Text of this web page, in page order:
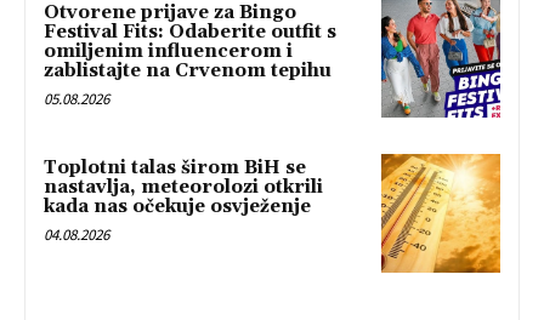
Otvorene prijave za Bingo
Festival Fits: Odaberite outfit s
omiljenim influencerom i
zablistajte na Crvenom tepihu
05.08.2026
Toplotni talas širom BiH se
nastavlja, meteorolozi otkrili
kada nas očekuje osvježenje
04.08.2026